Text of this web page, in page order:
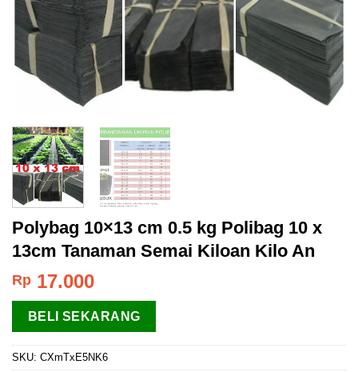
Polybag 10×13 cm 0.5 kg Polibag 10 x
13cm Tanaman Semai Kiloan Kilo An
Rp 17.000
BELI SEKARANG
SKU: CXmTxE5NK6